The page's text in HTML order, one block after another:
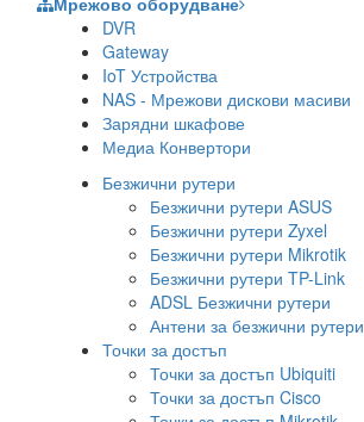
DVR
Gateway
IoT Устройства
NAS - Мрежови дискови масиви
Зарядни шкафове
Медиа Конвертори
Безжични рутери
Безжични рутери ASUS
Безжични рутери Zyxel
Безжични рутери Mikrotik
Безжични рутери TP-Link
ADSL Безжични рутери
Антени за безжични рутери
Точки за достъп
Точки за достъп Ubiquiti
Точки за достъп Cisco